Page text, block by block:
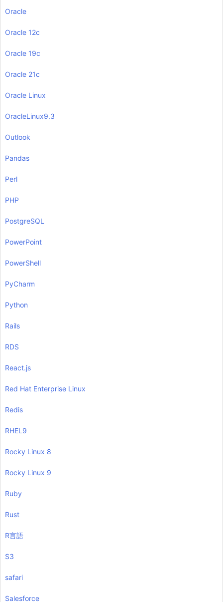
Oracle
Oracle 12c
Oracle 19c
Oracle 21c
Oracle Linux
OracleLinux9.3
Outlook
Pandas
Perl
PHP
PostgreSQL
PowerPoint
PowerShell
PyCharm
Python
Rails
RDS
React.js
Red Hat Enterprise Linux
Redis
RHEL9
Rocky Linux 8
Rocky Linux 9
Ruby
Rust
R言語
S3
safari
Salesforce